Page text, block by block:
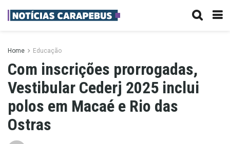
Home Educação
Com inscrições prorrogadas,
Vestibular Cederj 2025 inclui
polos em Macaé e Rio das
Ostras